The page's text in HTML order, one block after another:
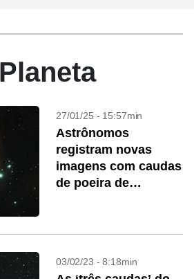
27/01/25 - 15:57min
Astrônomos
registram novas
imagens com caudas
de poeira de
03/02/23 - 8:18min